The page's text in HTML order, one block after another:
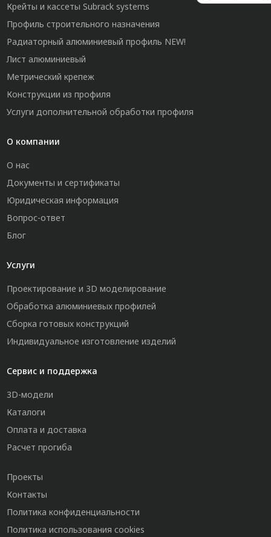
Крейты и кассеты Subrack systems
Профиль строительного назначения
Радиаторный алюминиевый профиль NEW!
Лист алюминиевый
Метрический крепеж
Конструкции из профиля
Услуги дополнительной обработки профиля
О компании
О нас
Документы и сертификаты
Юридическая информация
Вопрос-ответ
Блог
Услуги
Проектирование и 3D моделирование
Обработка алюминиевых профилей
Сборка готовых конструкций
Индивидуальное изготовление изделий
Сервис и поддержка
3D-модели
Каталоги
Оплата и доставка
Расчет прогиба
Проекты
Контакты
Политика конфиденциальности
Политика использования cookies